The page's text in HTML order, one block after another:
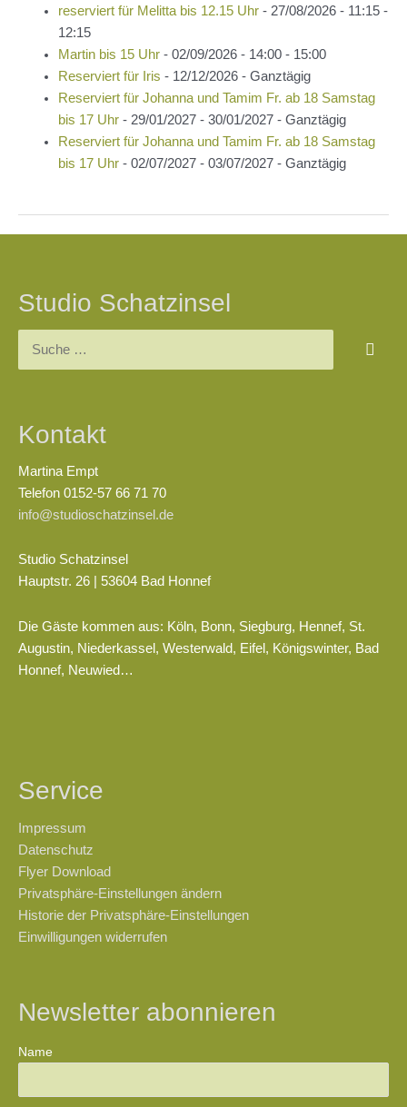
reserviert für Melitta bis 12.15 Uhr- 27/08/2026 - 11:15 -
12:15
Martin bis 15 Uhr- 02/09/2026 - 14:00 - 15:00
Reserviert für Iris - 12/12/2026 - Ganztägig
Reserviert für Johanna und Tamim Fr. ab 18 Samstag
bis 17 Uhr- 29/01/2027 - 30/01/2027 - Ganztägig
Reserviert für Johanna und Tamim Fr. ab 18 Samstag
bis 17 Uhr- 02/07/2027 - 03/07/2027 - Ganztägig
Studio Schatzinsel
Kontakt
Martina Empt
Telefon 0152-57 66 71 70
info@studioschatzinsel.de
Studio Schatzinsel
Hauptstr. 26 | 53604 Bad Honnef
Die Gäste kommen aus: Köln, Bonn, Siegburg, Hennef, St.
Augustin, Niederkassel, Westerwald, Eifel, Königswinter, Bad
Honnef, Neuwied…
Service
Impressum
Datenschutz
Flyer Download
Privatsphäre-Einstellungen ändern
Historie der Privatsphäre-Einstellungen
Einwilligungen widerrufen
Newsletter abonnieren
Name